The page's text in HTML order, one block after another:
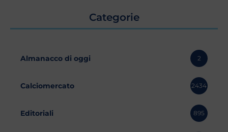
Categorie
Almanacco di oggi 2
Calciomercato 2434
Editoriali 895